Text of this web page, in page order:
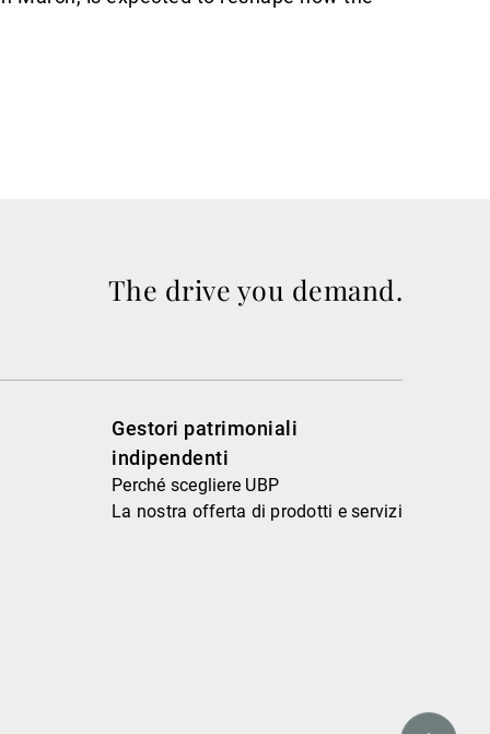
The drive you demand.
Gestori patrimoniali
indipendenti
Perché scegliere UBP
La nostra offerta di prodotti e servizi